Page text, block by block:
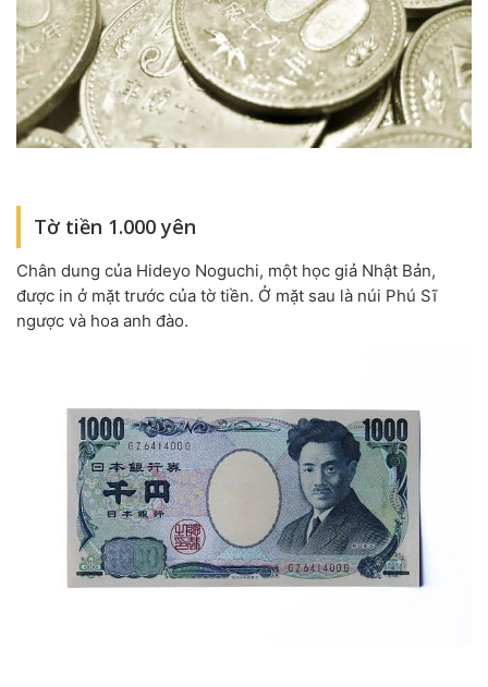
Tờ tiền 1.000 yên
Chân dung của Hideyo Noguchi, một học giả Nhật Bản,
được in ở mặt trước của tờ tiền. Ở mặt sau là núi Phú Sĩ
ngược và hoa anh đào.